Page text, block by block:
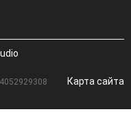
Карта сайта